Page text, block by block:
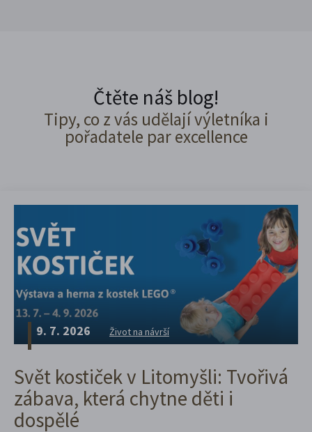
Čtěte náš blog!
Tipy, co z vás udělají výletníka i
pořadatele par excellence
9. 7. 2026 Život na návrší
Svět kostiček v Litomyšli: Tvořivá
zábava, která chytne děti i
dospělé